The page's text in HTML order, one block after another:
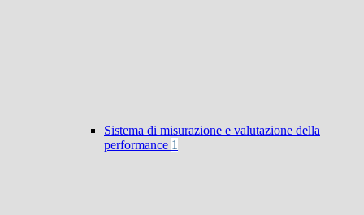
Sistema di misurazione e valutazione della
performance 1